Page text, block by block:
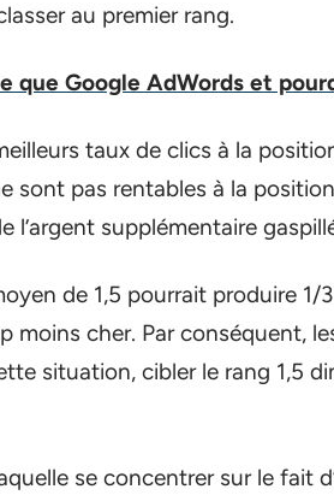
au premier rang.
que Google AdWords et
taux de clics à la
sont pas rentables à la
l’argent supplémentaire
de 1,5 pourrait produire
moins cher. Par conséquent,
situation, cibler le rang 1,5
se concentrer sur le fait